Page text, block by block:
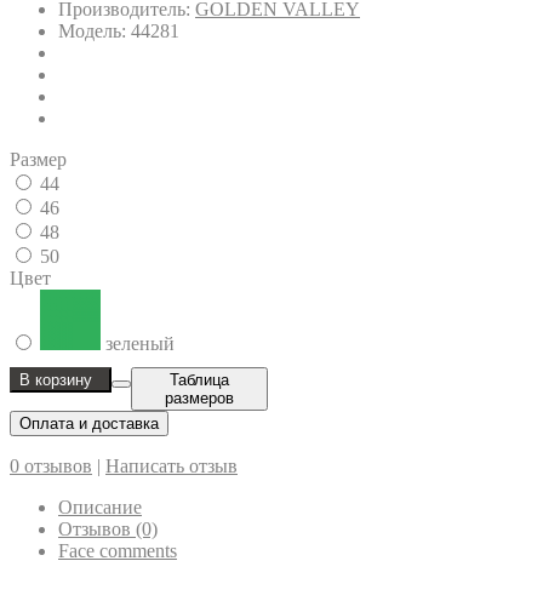
Производитель: GOLDEN VALLEY
Модель: 44281
Размер
44
46
48
50
Цвет
зеленый
В корзину
Таблица
размеров
Оплата и доставка
0 отзывов | Написать отзыв
Описание
Отзывов (0)
Face comments